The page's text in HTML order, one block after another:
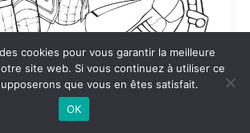
cookies pour vous garantir la meilleure
site web. Si vous continuez à utiliser ce
que vous en êtes satisfait.
OK